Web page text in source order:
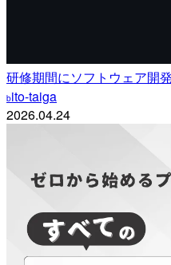
研修期間にソフトウェア開
bito-taiga
2026.04.24